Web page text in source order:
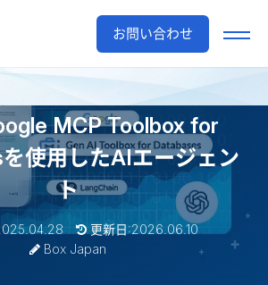
お問い合わせ
MCP Toolbox for
使用したAIエージェン
ト
更新日:2026.06.10
Box Japan